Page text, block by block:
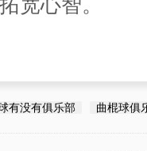
宽心智。
有没有俱乐部 曲棍球俱